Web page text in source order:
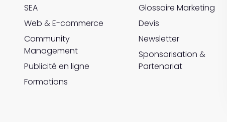
SEA
Web & E-commerce
Community
Management
Publicité en ligne
Formations
Glossaire Marketing
Devis
Newsletter
Sponsorisation &
Partenariat